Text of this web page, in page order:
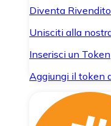
Diventa
Unisciti alla
Inserisci un Token
Aggiungi il token